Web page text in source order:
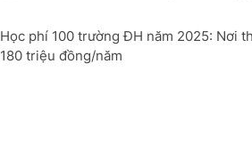
Học phí 100 trường ĐH năm 2025: Nơi
180 triệu đồng/năm